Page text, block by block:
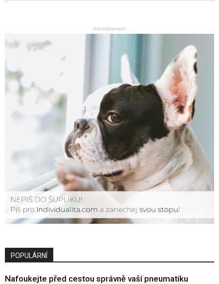
- Advertisement -
POPULÁRNÍ
Nafoukejte před cestou správně vaší pneumatiku